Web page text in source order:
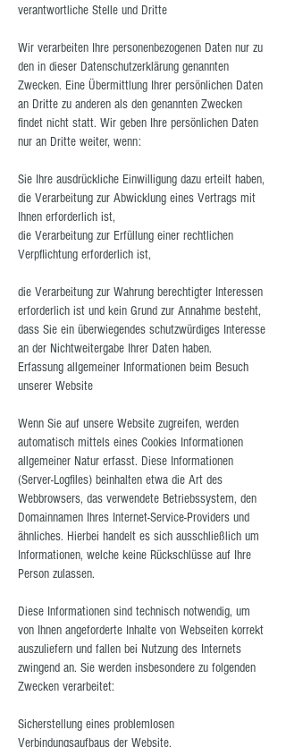
verantwortliche Stelle und Dritte
Wir verarbeiten Ihre personenbezogenen Daten nur zu
den in dieser Datenschutzerklärung genannten
Zwecken. Eine Übermittlung Ihrer persönlichen Daten
an Dritte zu anderen als den genannten Zwecken
findet nicht statt. Wir geben Ihre persönlichen Daten
nur an Dritte weiter, wenn:
Sie Ihre ausdrückliche Einwilligung dazu erteilt haben,
die Verarbeitung zur Abwicklung eines Vertrags mit
Ihnen erforderlich ist,
die Verarbeitung zur Erfüllung einer rechtlichen
Verpflichtung erforderlich ist,
die Verarbeitung zur Wahrung berechtigter Interessen
erforderlich ist und kein Grund zur Annahme besteht,
dass Sie ein überwiegendes schutzwürdiges Interesse
an der Nichtweitergabe Ihrer Daten haben.
Erfassung allgemeiner Informationen beim Besuch
unserer Website
Wenn Sie auf unsere Website zugreifen, werden
automatisch mittels eines Cookies Informationen
allgemeiner Natur erfasst. Diese Informationen
(Server-Logfiles) beinhalten etwa die Art des
Webbrowsers, das verwendete Betriebssystem, den
Domainnamen Ihres Internet-Service-Providers und
ähnliches. Hierbei handelt es sich ausschließlich um
Informationen, welche keine Rückschlüsse auf Ihre
Person zulassen.
Diese Informationen sind technisch notwendig, um
von Ihnen angeforderte Inhalte von Webseiten korrekt
auszuliefern und fallen bei Nutzung des Internets
zwingend an. Sie werden insbesondere zu folgenden
Zwecken verarbeitet:
Sicherstellung eines problemlosen
Verbindungsaufbaus der Website,